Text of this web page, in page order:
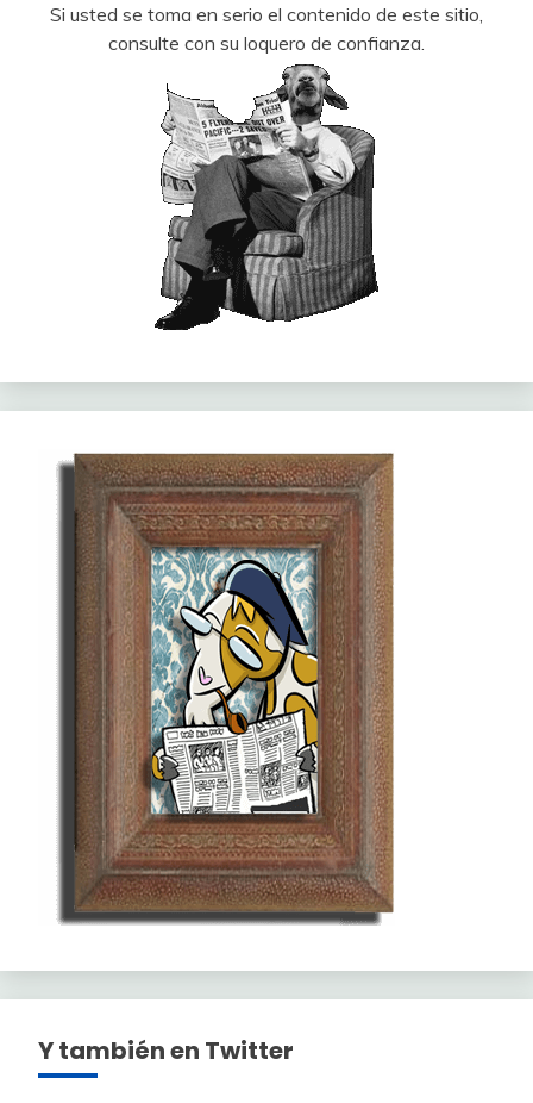
Si usted se toma en serio el contenido de este sitio,
consulte con su loquero de confianza.
Y también en Twitter